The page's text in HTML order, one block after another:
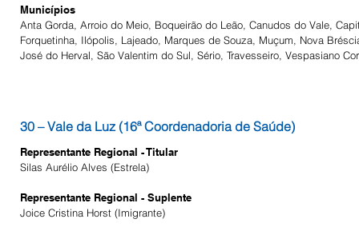
Municípios
Anta Gorda, Arroio do Meio, Boqueirão do Leão, Canudos do Vale,
Forquetinha, Ilópolis, Lajeado, Marques de Souza, Muçum, Nova
José do Herval, São Valentim do Sul, Sério, Travesseiro, Vespasiano
30 – Vale da Luz (16ª Coordenadoria de Saúde)
Representante Regional - Titular
Silas Aurélio Alves (Estrela)
Representante Regional - Suplente
Joice Cristina Horst (Imigrante)